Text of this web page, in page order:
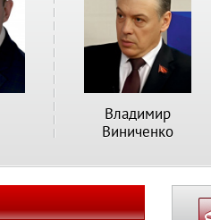
Владимир
Виниченко